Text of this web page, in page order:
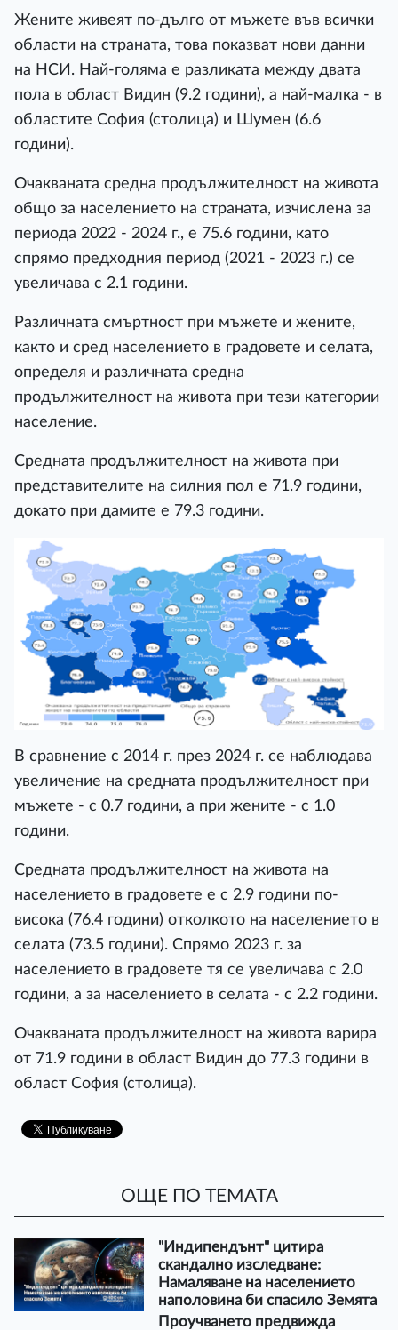
Жените живеят по-дълго от мъжете във всички
области на страната, това показват нови данни
на НСИ. Най-голяма е разликата между двата
пола в област Видин (9.2 години), а най-малка - в
областите София (столица) и Шумен (6.6
години).
Очакваната средна продължителност на живота
общо за населението на страната, изчислена за
периода 2022 - 2024 г., е 75.6 години, като
спрямо предходния период (2021 - 2023 г.) се
увеличава с 2.1 години.
Различната смъртност при мъжете и жените,
както и сред населението в градовете и селата,
определя и различната средна
продължителност на живота при тези категории
население.
Средната продължителност на живота при
представителите на силния пол е 71.9 години,
докато при дамите е 79.3 години.
В сравнение с 2014 г. през 2024 г. се наблюдава
увеличение на средната продължителност при
мъжете - с 0.7 години, а при жените - с 1.0
години.
Средната продължителност на живота на
населението в градовете е с 2.9 години по-
висока (76.4 години) отколкото на населението в
селата (73.5 години). Спрямо 2023 г. за
населението в градовете тя се увеличава с 2.0
години, а за населението в селата - с 2.2 години.
Очакваната продължителност на живота варира
от 71.9 години в област Видин до 77.3 години в
област София (столица).
ОЩЕ ПО ТЕМАТА
"Индипендънт" цитира
скандално изследване:
Намаляване на населението
наполовина би спасило Земята
Проучването предвижда